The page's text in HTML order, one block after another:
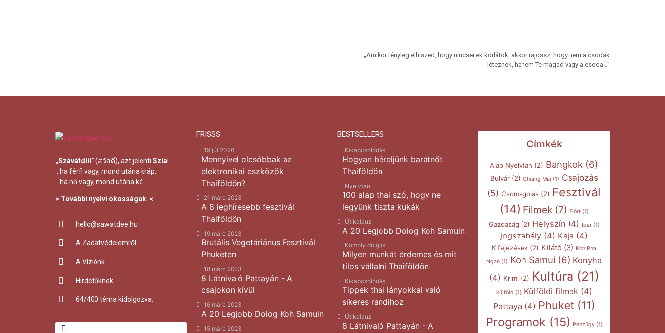
„Amikor tényleg elhiszed, hogy nincsenek korlátok, akkor rájössz, hogy nem a csodák
léteznek, hanem Te magad vagy a csoda…”
„Szávátdííí” (สวัสดี), azt jelenti Szia!
…ha férfi vagy, mond utána kráp,
…ha nő vagy, mond utána ká.
> További nyelvi okosságok <
hello@sawatdee.hu
A Zadatvédelemről
A Víziónk
Hirdetőknek
64/400 téma kidolgozva.
FRISSS
19 júl 2026
Mennyivel olcsóbbak az
elektronikai eszközök
Thaiföldön?
21 márc 2023
A 8 leghíresebb fesztivál
Thaiföldön
19 márc 2023
Brutális Vegetáriánus Fesztivál
Phuketen
18 márc 2023
8 Látnivaló Pattayán - A
csajokon kívül
16 márc 2023
A 20 Legjobb Dolog Koh Samuin
15 márc 2023
BESTSELLERS
Kikapcsolódás
Hogyan béreljünk barátnőt
Thaiföldön
Nyelvtan
100 alap thai szó, hogy ne
legyünk tiszta kukák
Útikalauz
A 20 Legjobb Dolog Koh Samuin
Komoly dolgok
Milyen munkát érdemes és mit
tilos vállalni Thaiföldön
Kikapcsolódás
Tippek thai lányokkal való
sikeres randihoz
Útikalauz
8 Látnivaló Pattayán - A
Címkék
Alap Nyelvtan (2) Bangkok (6)
Bulvár(2) Chiang Mai (1) Csajozás
(5) Csomagolás (2) Fesztivál
(14) Filmek(7) Flört(1)
Gazdaság (2) Helyszín (4) Ipar(1)
jogszabály (4) Kaja (4)
Kifejezések (2) Kilátó (3) Koh Pha
Ngan (1) Koh Samui (6) Konyha
(4) Krimi(2) Kultúra (21)
külföld (1) Külföldi filmek(4)
Pattaya (4) Phuket (11)
Programok (15) Pénzügy(1)